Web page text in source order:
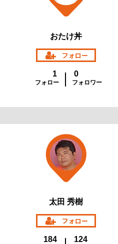
おたけ丼
1
フォロー
0
フォロワー
太田 秀樹
184 124